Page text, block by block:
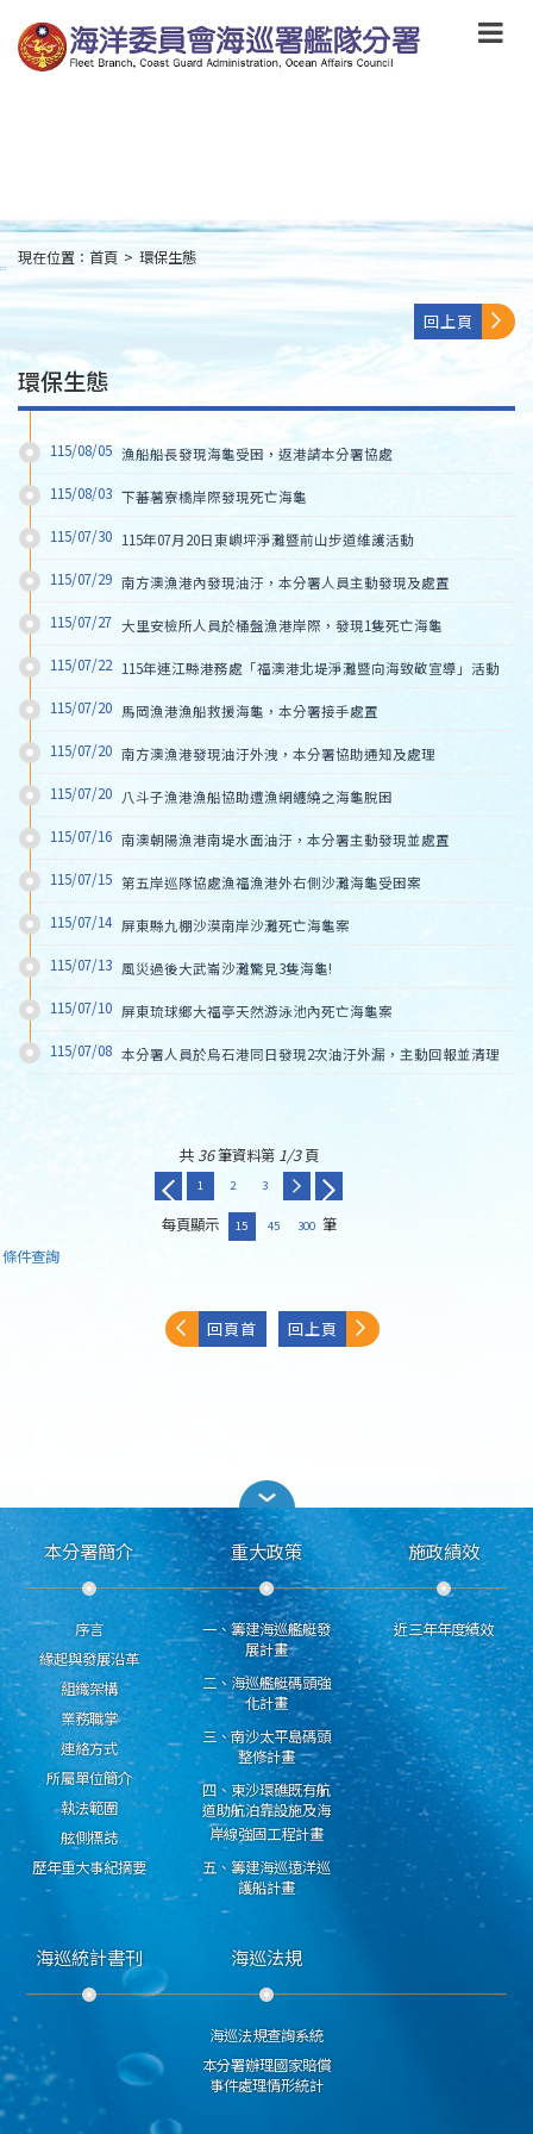
到
主
要
:::
現在位置： 首頁 > 環保生態
回上頁
環保生態
115/08/05 漁船船長發現海龜受困，返港請本分署協處
115/08/03 下蕃薯寮橋岸際發現死亡海龜
115/07/30 115年07月20日東嶼坪淨灘暨前山步道維護活動
115/07/29 南方澳漁港內發現油汙，本分署人員主動發現及處置
115/07/27 大里安檢所人員於桶盤漁港岸際，發現1隻死亡海龜
115/07/22 115年連江縣港務處「福澳港北堤淨灘暨向海致敬宣導」活動
115/07/20 馬岡漁港漁船救援海龜，本分署接手處置
115/07/20 南方澳漁港發現油汙外洩，本分署協助通知及處理
115/07/20 八斗子漁港漁船協助遭漁網纏繞之海龜脫困
115/07/16 南澳朝陽漁港南堤水面油汙，本分署主動發現並處置
115/07/15 第五岸巡隊協處漁福漁港外右側沙灘海龜受困案
115/07/14 屏東縣九棚沙漠南岸沙灘死亡海龜案
115/07/13 風災過後大武崙沙灘驚見3隻海龜!
115/07/10 屏東琉球鄉大福亭天然游泳池內死亡海龜案
115/07/08 本分署人員於烏石港同日發現2次油汙外漏，主動回報並清理
共 36筆資料第 1/3頁
1 2 3
每頁顯示 15 45 300 筆
條件查詢
回頁首 回上頁
本分署簡介
序言
緣起與發展沿革
組織架構
業務職掌
連絡方式
所屬單位簡介
執法範圍
舷側標誌
歷年重大事紀摘要
重大政策
一、籌建海巡艦艇發
展計畫
二、海巡艦艇碼頭強
化計畫
三、南沙太平島碼頭
整修計畫
四、東沙環礁既有航
道助航泊靠設施及海
岸線強固工程計畫
五、籌建海巡遠洋巡
護船計畫
施政績效
近三年年度績效
海巡統計書刊 海巡法規
海巡法規查詢系統
本分署辦理國家賠償
事件處理情形統計